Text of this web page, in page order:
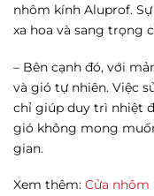
nhôm kính Aluprof.
xa hoa và sang trọng
– Bên cạnh đó, với
và gió tự nhiên. Việc
chỉ giúp duy trì nhiệt
gió không mong
gian.
Xem thêm: Cửa nhôm